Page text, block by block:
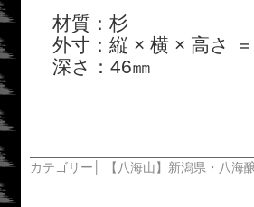
材質：杉
外寸：縦 × 横 × 高さ
深さ：46㎜
カテゴリー│ 【八海山】新潟県・八海
和食
すし
居酒屋・焼鳥
うなぎ
そば
焼肉
洋食・串あげ
中華・ラーメン
ダイニングバー・イタリアン・バー
スナック・ラウンジ・クラブ
喫茶・スイート・たこやき